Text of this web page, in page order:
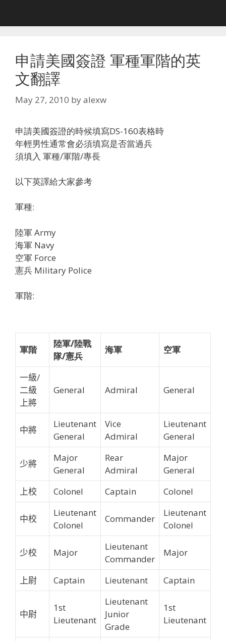
申請美國簽證 軍種軍階的英
文翻譯
May 27, 2010 byalexw
申請美國簽證的時候填寫DS-160表格時
年輕男性通常會必須填寫是否當過兵
須填入 軍種/軍階/專長
以下英譯給大家參考
軍種:
陸軍 Army
海軍 Navy
空軍 Force
憲兵 Military Police
軍階:
軍階
陸軍/陸戰
隊/憲兵
海軍 空軍
一級/
二級
上將
General Admiral General
中將
Lieutenant
General
Vice
Admiral
Lieutenant
General
少將
Major
General
Rear
Admiral
Major
General
上校
Colonel Captain Colonel
中校
Lieutenant
Colonel
Commander
Lieutenant
Colonel
少校 Major
Lieutenant
Commander
Major
上尉 Captain Lieutenant Captain
中尉
1st
Lieutenant
Lieutenant
Junior
Grade
1st
Lieutenant